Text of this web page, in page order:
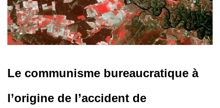
Le communisme bureaucratique à
l’origine de l’accident de